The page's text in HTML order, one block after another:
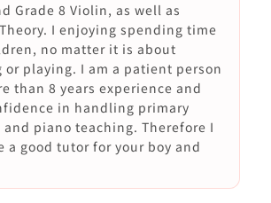
Grade 8 Violin, as well as
I enjoying spending time
no matter it is about
or playing. I am a patient person
than 8 years experience and
in handling primary
piano teaching. Therefore I
a good tutor for your boy and